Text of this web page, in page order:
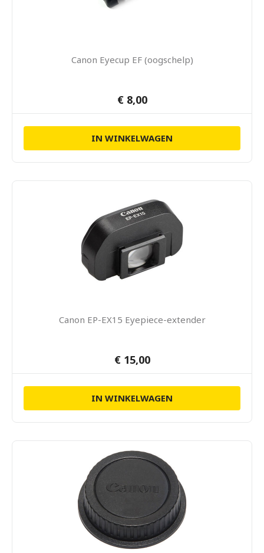
Canon Eyecup EF (oogschelp)
€ 8,00
IN WINKELWAGEN
Canon EP-EX15 Eyepiece-extender
€ 15,00
IN WINKELWAGEN